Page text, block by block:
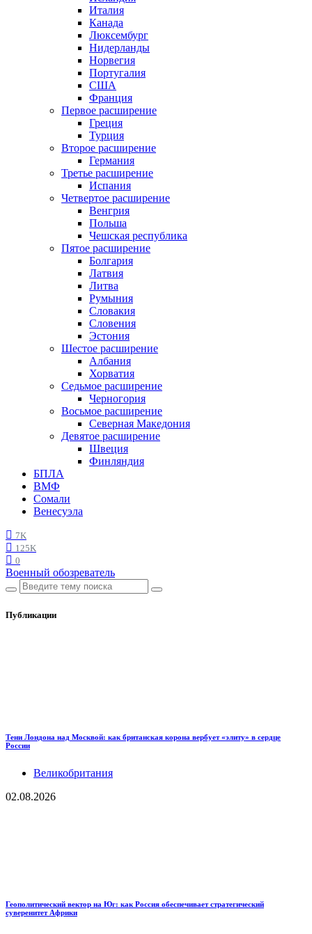
Италия
Канада
Люксембург
Нидерланды
Норвегия
Португалия
США
Франция
Первое расширение
Греция
Турция
Второе расширение
Германия
Третье расширение
Испания
Четвертое расширение
Венгрия
Польша
Чешская республика
Пятое расширение
Болгария
Латвия
Литва
Румыния
Словакия
Словения
Эстония
Шестое расширение
Албания
Хорватия
Седьмое расширение
Черногория
Восьмое расширение
Северная Македония
Девятое расширение
Швеция
Финляндия
БПЛА
ВМФ
Сомали
Венесуэла
7K
125K
0
Военный обозреватель
Публикации
Тени Лондона над Москвой: как британская корона вербует «элиту» в сердце
России
Великобритания
02.08.2026
Геополитический вектор на Юг: как Россия обеспечивает стратегический
суверенитет Африки